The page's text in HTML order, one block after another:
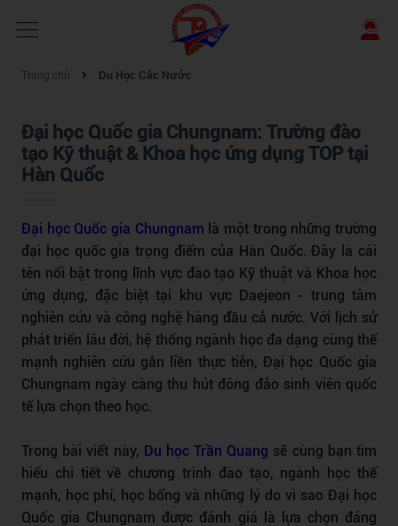
Trang chủ Du Học Các Nước
Đại học Quốc gia Chungnam: Trường đào
tạo Kỹ thuật & Khoa học ứng dụng TOP tại
Hàn Quốc
Đại học Quốc gia Chungnam là một trong những trường
đại học quốc gia trọng điểm của Hàn Quốc. Đây là cái
tên nổi bật trong lĩnh vực đào tạo Kỹ thuật và Khoa học
ứng dụng, đặc biệt tại khu vực Daejeon - trung tâm
nghiên cứu và công nghệ hàng đầu cả nước. Với lịch sử
phát triển lâu đời, hệ thống ngành học đa dạng cùng thế
mạnh nghiên cứu gắn liền thực tiễn, Đại học Quốc gia
Chungnam ngày càng thu hút đông đảo sinh viên quốc
tế lựa chọn theo học.
Trong bài viết này, Du học Trần Quang sẽ cùng bạn tìm
hiểu chi tiết về chương trình đào tạo, ngành học thế
mạnh, học phí, học bổng và những lý do vì sao Đại học
Quốc gia Chungnam được đánh giá là lựa chọn đáng